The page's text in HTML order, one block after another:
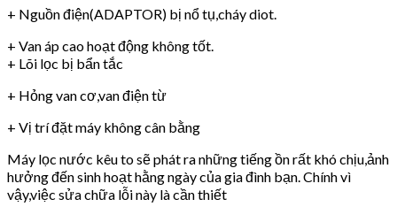
+ Nguồn điện(ADAPTOR) bị nổ tụ,cháy diot.
+ Van áp cao hoạt động không tốt.
+ Lõi lọc bị bẩn tắc
+ Hỏng van cơ,van điện từ
+ Vị trí đặt máy không cân bằng
Máy lọc nước kêu to sẽ phát ra những tiếng ồn rất khó chịu,ảnh
hưởng đến sinh hoạt hằng ngày của gia đình bạn. Chính vì
vậy,việc sửa chữa lỗi này là cần thiết